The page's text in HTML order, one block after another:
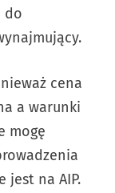
do
cena
a warunki
mogę
jest na AIP.